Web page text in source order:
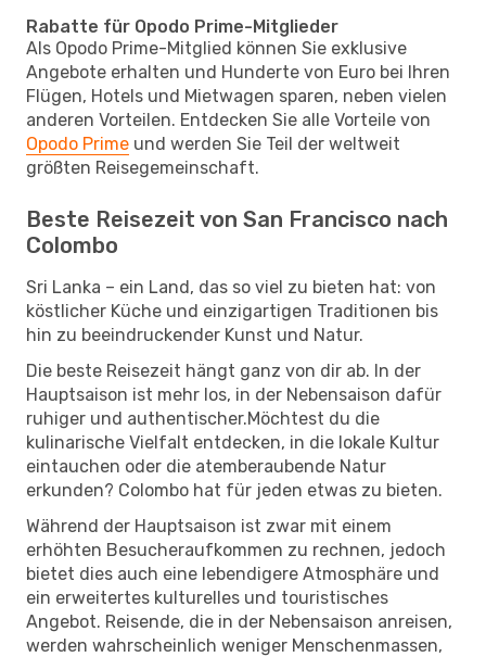
Rabatte für Opodo Prime-Mitglieder
Als Opodo Prime-Mitglied können Sie exklusive
Angebote erhalten und Hunderte von Euro bei Ihren
Flügen, Hotels und Mietwagen sparen, neben vielen
anderen Vorteilen. Entdecken Sie alle Vorteile von
Opodo Prime und werden Sie Teil der weltweit
größten Reisegemeinschaft.
Beste Reisezeit von San Francisco nach
Colombo
Sri Lanka – ein Land, das so viel zu bieten hat: von
köstlicher Küche und einzigartigen Traditionen bis
hin zu beeindruckender Kunst und Natur.
Die beste Reisezeit hängt ganz von dir ab. In der
Hauptsaison ist mehr los, in der Nebensaison dafür
ruhiger und authentischer.Möchtest du die
kulinarische Vielfalt entdecken, in die lokale Kultur
eintauchen oder die atemberaubende Natur
erkunden? Colombo hat für jeden etwas zu bieten.
Während der Hauptsaison ist zwar mit einem
erhöhten Besucheraufkommen zu rechnen, jedoch
bietet dies auch eine lebendigere Atmosphäre und
ein erweitertes kulturelles und touristisches
Angebot. Reisende, die in der Nebensaison anreisen,
werden wahrscheinlich weniger Menschenmassen,